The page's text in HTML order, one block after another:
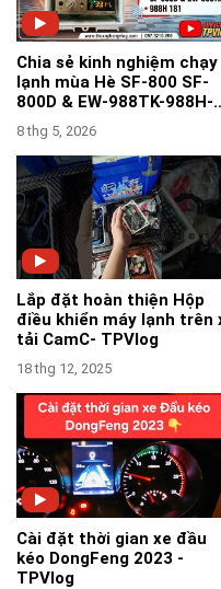
Chia sẻ kinh nghiệm chạy
lạnh mùa Hè SF-800 SF-
800D & EW-988TK-988H-
181Y-183Z - TPVlog
8 thg 5, 2026
Lắp đặt hoàn thiện Hộp
điều khiển máy lạnh trên
tải CamC- TPVlog
18 thg 12, 2025
Cài đặt thời gian xe đầu
kéo DongFeng 2023 -
TPVlog